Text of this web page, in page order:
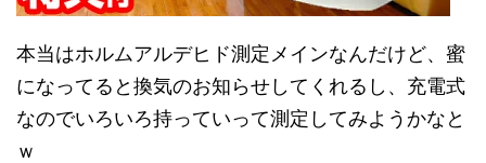
本当はホルムアルデヒド測定メインなんだけど、蜜
になってると換気のお知らせしてくれるし、充電式
なのでいろいろ持っていって測定してみようかなと
ｗ